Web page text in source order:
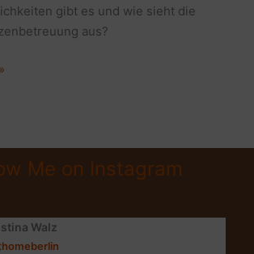
gibt es und wie sieht die
aus?
Me on Instagram
Walz